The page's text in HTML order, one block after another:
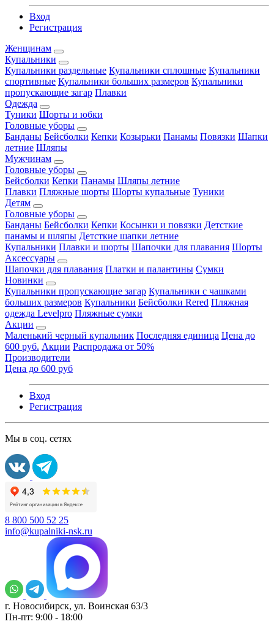
Вход
Регистрация
Женщинам
Купальники
Купальники раздельные Купальники сплошные Купальники
спортивные Купальники больших размеров Купальники
пропускающие загар Плавки
Одежда
Туники Шорты и юбки
Головные уборы
Банданы Бейсболки Кепки Козырьки Панамы Повязки Шапки
летние Шляпы
Мужчинам
Головные уборы
Бейсболки Кепки Панамы Шляпы летние
Плавки Пляжные шорты Шорты купальные Туники
Детям
Головные уборы
Банданы Бейсболки Кепки Косынки и повязки Детсткие
панамы и шляпы Детсткие шапки летние
Купальники Плавки и шорты Шапочки для плавания Шорты
Аксессуары
Шапочки для плавания Платки и палантины Сумки
Новинки
Купальники пропускающие загар Купальники с чашками
больших размеров Купальники Бейсболки Rered Пляжная
одежда Levelpro Пляжные сумки
Акции
Маленький черный купальник Последняя единица Цена до
600 руб. Акции Распродажа от 50%
Производители
Цена до 600 руб
Вход
Регистрация
Мы в соц. сетях
8 800 500 52 25
info@kupalniki-nsk.ru
г. Новосибирск, ул. Воинская 63/3
Пн-пт: 9:00 - 18:00